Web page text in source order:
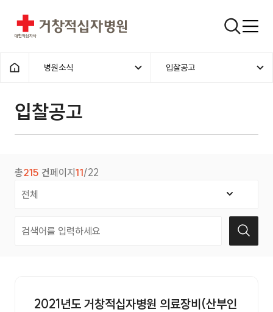
거창적십자병원 검색창
홈으로
병원소식 입찰공고
입찰공고
총215 건페이지 11/22
2021년도 거창적십자병원 의료장비(산부인